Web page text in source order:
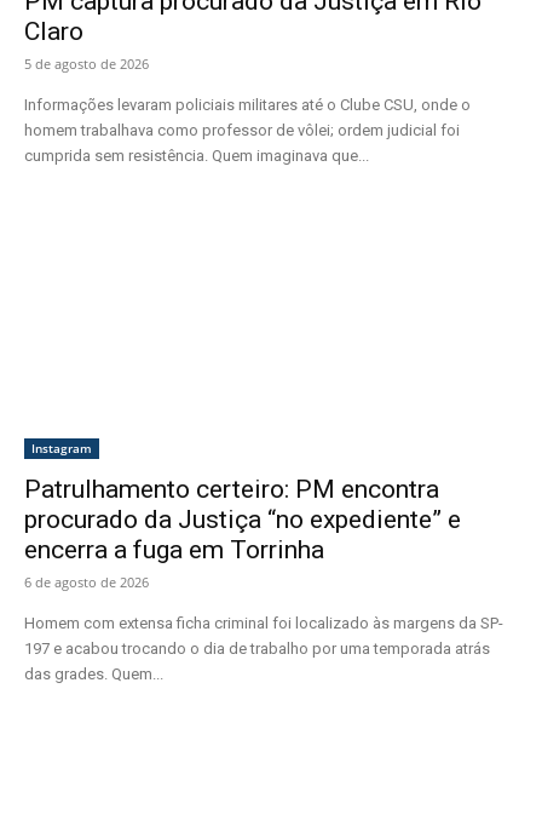
Claro
5 de agosto de 2026
Informações levaram policiais militares até o Clube CSU, onde o
homem trabalhava como professor de vôlei; ordem judicial foi
cumprida sem resistência. Quem imaginava que...
Instagram
Patrulhamento certeiro: PM encontra
procurado da Justiça “no expediente” e
encerra a fuga em Torrinha
6 de agosto de 2026
Homem com extensa ficha criminal foi localizado às margens da SP-
197 e acabou trocando o dia de trabalho por uma temporada atrás
das grades. Quem...